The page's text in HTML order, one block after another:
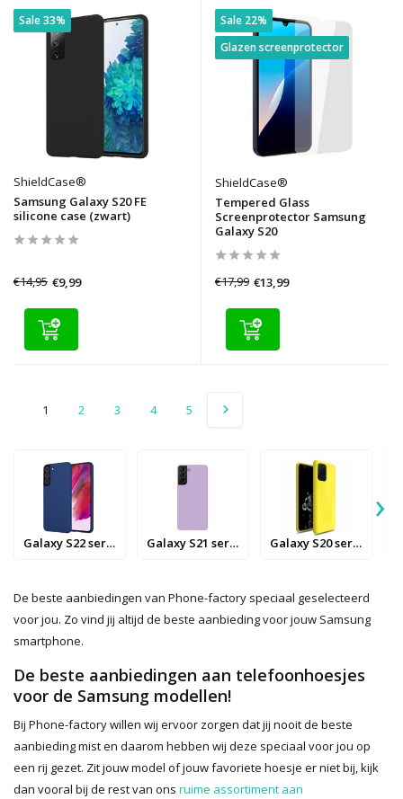
Sale 33%
ShieldCase®
Samsung Galaxy S20 FE
silicone case (zwart)
€14,95 €9,99
Sale 22%
Glazen screenprotector
ShieldCase®
Tempered Glass
Screenprotector Samsung
Galaxy S20
€17,99 €13,99
1 2 3 4 5
Galaxy S22 series Galaxy S21 series Galaxy S20 series
›
De beste aanbiedingen van Phone-factory speciaal geselecteerd
voor jou. Zo vind jij altijd de beste aanbieding voor jouw Samsung
smartphone.
De beste aanbiedingen aan telefoonhoesjes
voor de Samsung modellen!
Bij Phone-factory willen wij ervoor zorgen dat jij nooit de beste
aanbieding mist en daarom hebben wij deze speciaal voor jou op
een rij gezet. Zit jouw model of jouw favoriete hoesje er niet bij, kijk
dan vooral bij de rest van ons ruime assortiment aan